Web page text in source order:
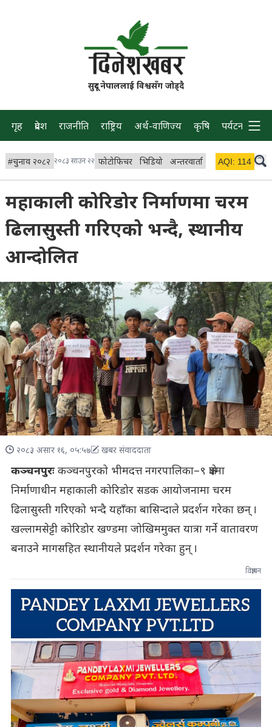
सुदूर नेपाललाई विश्वसँग जोड्दै
गृह प्रदेश राजनीति राष्ट्रिय अर्थ-वाणिज्य कृषि पर्यटन प्रवास
#चुनाव २०८२ २०८३ साउन २२ फोटोफिचर भिडियो अन्तरवार्ता विचार/ब्लग
AQI: 114
महाकाली कोरिडोर निर्माणमा चरम
ढिलासुस्ती गरिएको भन्दै, स्थानीय
आन्दोलित
२०८३ असार १६, ०५:५७ खबर संवाददाता
कञ्चनपुरः कञ्चनपुरको भीमदत्त नगरपालिका–९ क्षेत्रमा
निर्माणाधीन महाकाली कोरिडोर सडक आयोजनामा चरम
ढिलासुस्ती गरिएको भन्दै यहाँका बासिन्दाले प्रदर्शन गरेका छन् ।
खल्लामसेट्टी कोरिडोर खण्डमा जोखिममुक्त यात्रा गर्ने वातावरण
बनाउने मागसहित स्थानीयले प्रदर्शन गरेका हुन् ।
विज्ञापन